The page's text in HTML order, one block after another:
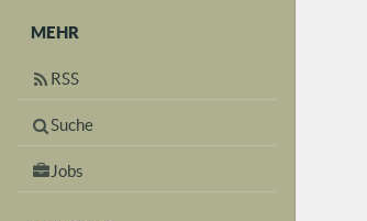
MEHR
RSS
Suche
Jobs